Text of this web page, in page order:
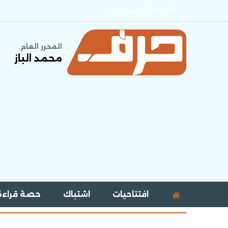
المحرر العام
محمد الباز
افتتاحيات اشتباك حصة